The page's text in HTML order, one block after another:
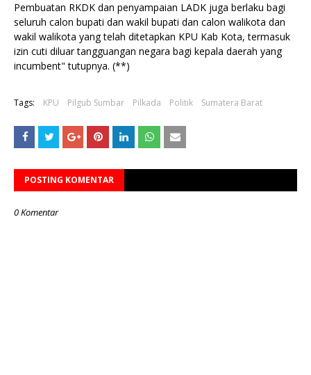
Pembuatan RKDK dan penyampaian LADK juga berlaku bagi
seluruh calon bupati dan wakil bupati dan calon walikota dan
wakil walikota yang telah ditetapkan KPU Kab Kota, termasuk
izin cuti diluar tangguangan negara bagi kepala daerah yang
incumbent" tutupnya. (**)
Tags: KPU Pilgub Sumbar Pilkada Politik Sumatera Barat
POSTING KOMENTAR
0 Komentar